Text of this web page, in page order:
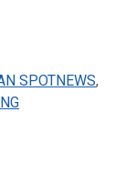
SPOTNEWS,